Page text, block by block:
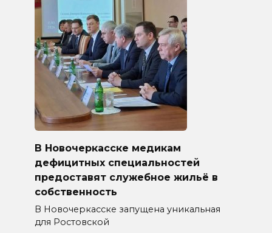
В Новочеркасске медикам
дефицитных специальностей
предоставят служебное жильё в
собственность
В Новочеркасске запущена уникальная
для Ростовской